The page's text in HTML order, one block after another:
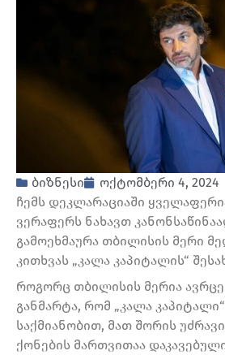
ბიზნესი
ოქტომბერი 4, 2024
ჩემს დეკლარაციაში
ვერაფერს ნახავთ
გამოეხმაურა თბილისის მერი
კითხვას „კალა კაპიტალის“
როგორც თბილისის მერია
განმარტა, რომ „კალა
საქმიანობით, მათ შორის
ქონების მართვითაა